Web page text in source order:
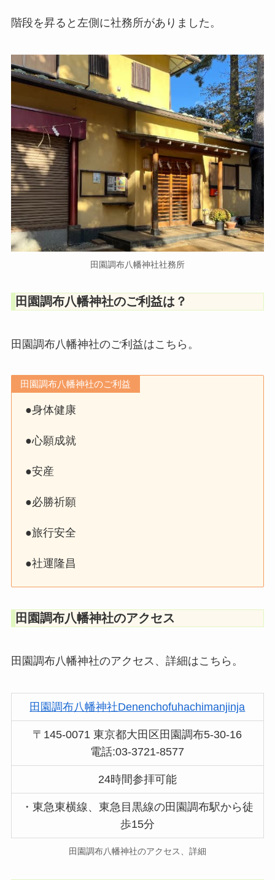
階段を昇ると左側に社務所がありました。
田園調布八幡神社社務所
田園調布八幡神社のご利益は？
田園調布八幡神社のご利益はこちら。
田園調布八幡神社のご利益
●身体健康
●心願成就
●安産
●必勝祈願
●旅行安全
●社運隆昌
田園調布八幡神社のアクセス
田園調布八幡神社のアクセス、詳細はこちら。
田園調布八幡神社Denenchofuhachimanjinja
〒145-0071 東京都大田区田園調布5-30-16
電話:03-3721-8577
24時間参拝可能
・東急東横線、東急目黒線の田園調布駅から徒
歩15分
田園調布八幡神社のアクセス、詳細